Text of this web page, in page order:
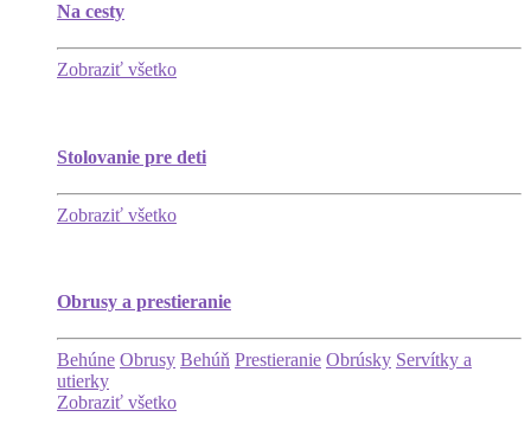
Na cesty
Zobraziť všetko
Stolovanie pre deti
Zobraziť všetko
Obrusy a prestieranie
Behúne Obrusy Behúň Prestieranie Obrúsky Servítky a
utierky
Zobraziť všetko